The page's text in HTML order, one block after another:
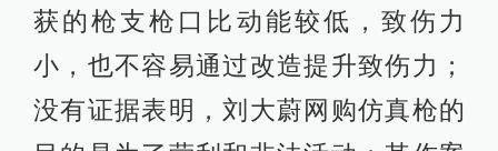
获的枪支枪口比动能较低，致伤力
小，也不容易通过改造提升致伤力；
没有证据表明，刘大蔚网购仿真枪的